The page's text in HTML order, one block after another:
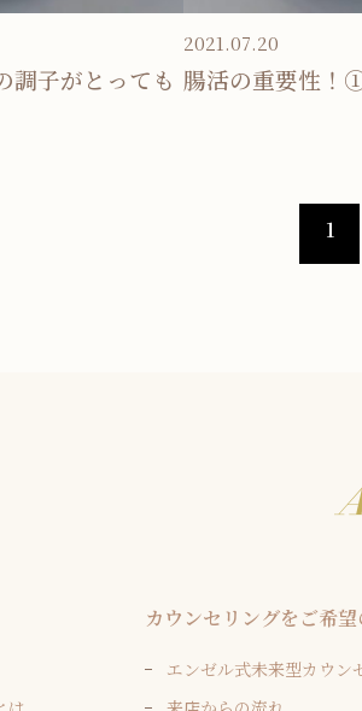
調子がとっても
2021.07.20
腸活の重要性
1
カウンセリングをご希
エンゼル式未来型カウン